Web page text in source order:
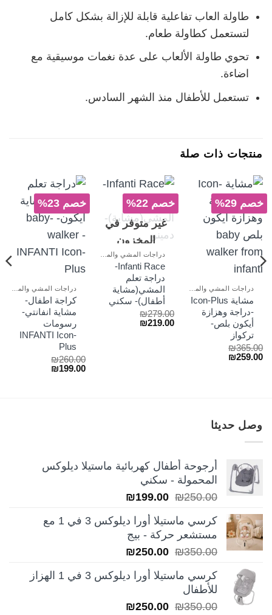
طاولة العاب تفاعلية قابلة للإزالة بشكل كامل
لتستعمل كطاولة طعام.
تحوي طاولة الألعاب على عدة نغمات موسيقية مع
اضاءة.
تستعمل للأطفال منذ الشهر السادس.
منتجات ذات صلة
خصم 29%
مشاية Icon-Plus
-دراجة وهزازة
أيكون بلص-
تركواز
₪365.00
السعر ₪259.00
السعر
خصم 22%
غير متوفر في
المخزون
Infanti Race-
دراجة تعلم
المشي(مشاية
أطفال)- سكني
₪279.00
السعر ₪219.00
السعر
خصم 23%
كراجة اطفال-
مشاية انفانتي-
رسومات
INFANTI Icon-
Plus
₪260.00
السعر ₪199.00
السعر
وصل حديثا
أرجوحة أطفال كهربائية ماستيلا ديلوكس
المحمولة - سكني
₪250.00
السعر
هو:
₪250.00.
₪199.00
هو:
كرسي ماستيلا أورا ديلوكس 3 في 1 مع
مستشعر حركة - بيج
₪350.00
السعر
هو:
₪250.00
هو:
كرسي ماستيلا أورا ديلوكس 3 في 1 الهزاز
للأطفال
₪350.00
السعر ₪250.00